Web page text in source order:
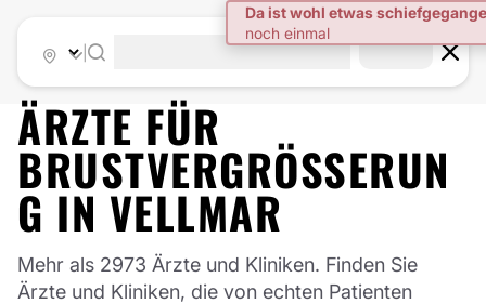
ÄRZTE FÜR
BRUSTVERGRÖSSERUNG
IN VELLMAR
Mehr als 2973 Ärzte und Kliniken. Finden Sie
Ärzte und Kliniken, die von echten Patienten